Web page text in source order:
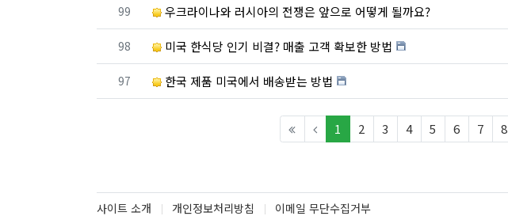
번호
99 우크라이나와 러시아의 전쟁은 앞으로 어떻게 될까요?
번호
98 미국 한식당 인기 비결? 매출 고객 확보한 방법
번호
97 한국 제품 미국에서 배송받는 방법
1 (current)
2 3 4 5 6 7 8
사이트 소개 개인정보처리방침 이메일 무단수집거부